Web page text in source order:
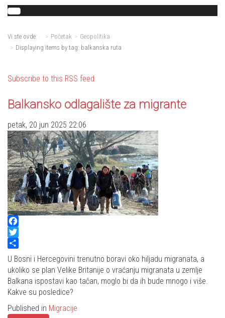
Vi ste ovde: Početak
Geopolitika
Displaying items by tag: balkanska ruta
Subscribe to this RSS feed
Balkansko odlagalište za migrante
petak, 20 jun 2025 22:06
Facebook
Twitter
Share
U Bosni i Hercegovini trenutno boravi oko hiljadu migranata, a
ukoliko se plan Velike Britanije o vraćanju migranata u zemlje
Balkana ispostavi kao tačan, moglo bi da ih bude mnogo i više.
Kakve su posledice?
Published in Migracije